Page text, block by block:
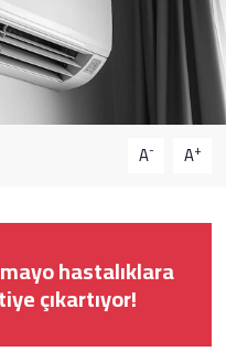
A- A+
hastalıklara
çıkartıyor!